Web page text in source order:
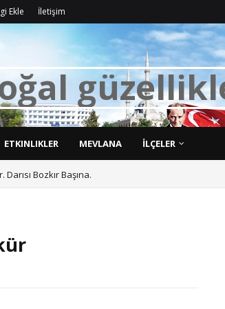
Ekle İletişim
ğal güzellikl
ETKINLIKLER MEVLANA İLÇELER
Bozkır Başına.